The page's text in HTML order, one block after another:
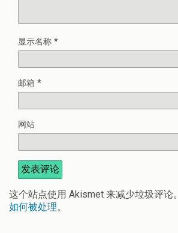
显示名称 *
邮箱 *
网站
这个站点使用 Akismet 来减少垃圾评论。
如何被处理。